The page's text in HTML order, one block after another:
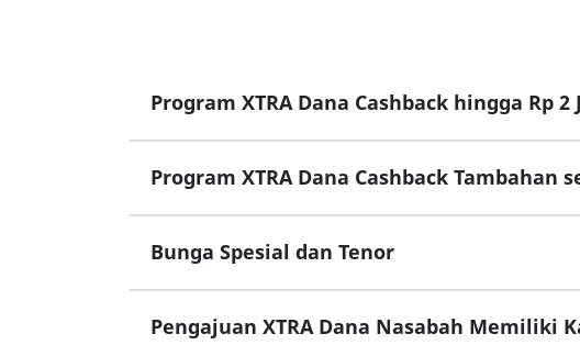
Program XTRA Dana Cashback hingga Rp 2
Program XTRA Dana Cashback Tambahan
Bunga Spesial dan Tenor
Pengajuan XTRA Dana Nasabah Memiliki